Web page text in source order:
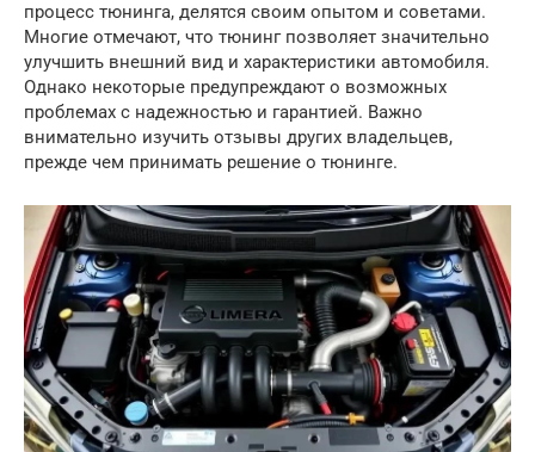
процесс тюнинга, делятся своим опытом и советами.
Многие отмечают, что тюнинг позволяет значительно
улучшить внешний вид и характеристики автомобиля.
Однако некоторые предупреждают о возможных
проблемах с надежностью и гарантией. Важно
внимательно изучить отзывы других владельцев,
прежде чем принимать решение о тюнинге.